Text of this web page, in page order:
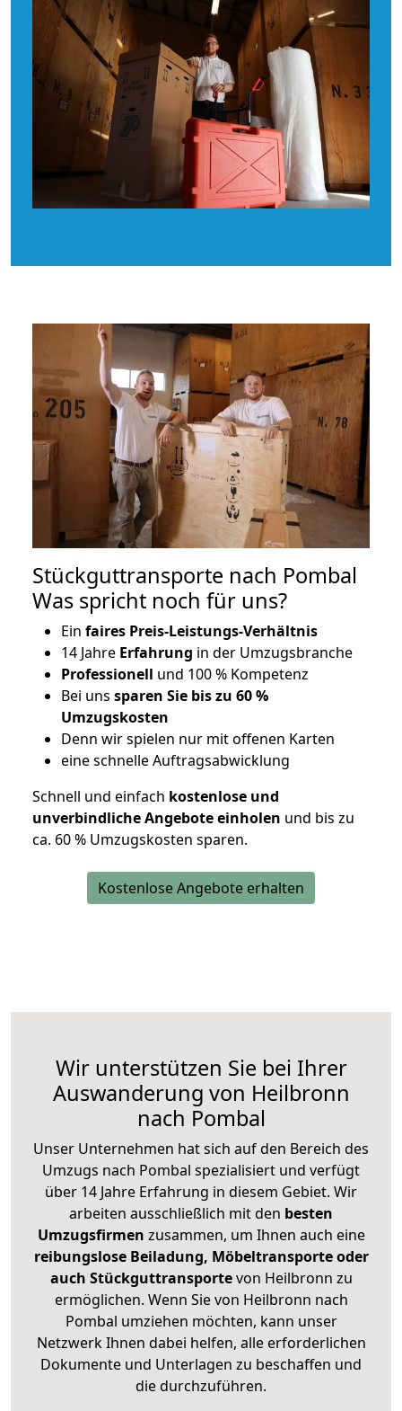
Stückguttransporte nach Pombal
Was spricht noch für uns?
Ein faires Preis-Leistungs-Verhältnis
14 Jahre Erfahrung in der Umzugsbranche
Professionell und 100 % Kompetenz
Bei uns sparen Sie bis zu 60 %
Umzugskosten
Denn wir spielen nur mit offenen Karten
eine schnelle Auftragsabwicklung
Schnell und einfach kostenlose und
unverbindliche Angebote einholen und bis zu
ca. 60 % Umzugskosten sparen.
Kostenlose Angebote erhalten
Wir unterstützen Sie bei Ihrer
Auswanderung von Heilbronn
nach Pombal
Unser Unternehmen hat sich auf den Bereich des
Umzugs nach Pombal spezialisiert und verfügt
über 14 Jahre Erfahrung in diesem Gebiet. Wir
arbeiten ausschließlich mit den besten
Umzugsfirmen zusammen, um Ihnen auch eine
reibungslose Beiladung, Möbeltransporte oder
auch Stückguttransportevon Heilbronn zu
ermöglichen. Wenn Sie von Heilbronn nach
Pombal umziehen möchten, kann unser
Netzwerk Ihnen dabei helfen, alle erforderlichen
Dokumente und Unterlagen zu beschaffen und
die durchzuführen.